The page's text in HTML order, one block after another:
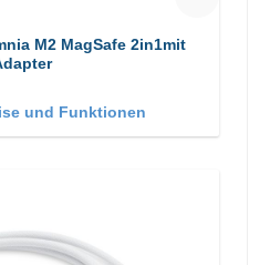
M2 MagSafe 2in1mit
und Funktionen